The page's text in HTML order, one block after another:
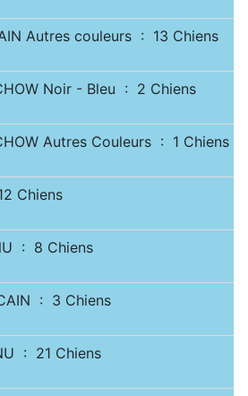
Autres couleurs : 13 Chiens
Noir - Bleu : 2 Chiens
Autres Couleurs : 1 Chiens
Chiens
: 8 Chiens
: 3 Chiens
: 21 Chiens